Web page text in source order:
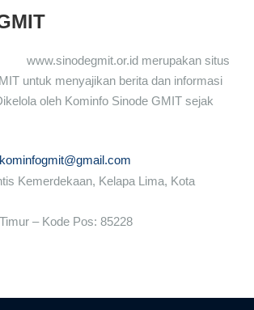
www.sinodegmit.or.id merupakan situs
untuk menyajikan berita dan informasi
oleh Kominfo Sinode GMIT sejak
kominfogmit@gmail.com
Kemerdekaan, Kelapa Lima, Kota
– Kode Pos: 85228